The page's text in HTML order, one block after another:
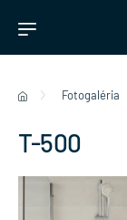
Fotogaléria
T-500